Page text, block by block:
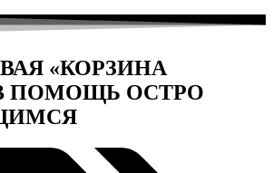
«КОРЗИНА
ПОМОЩЬ ОСТРО